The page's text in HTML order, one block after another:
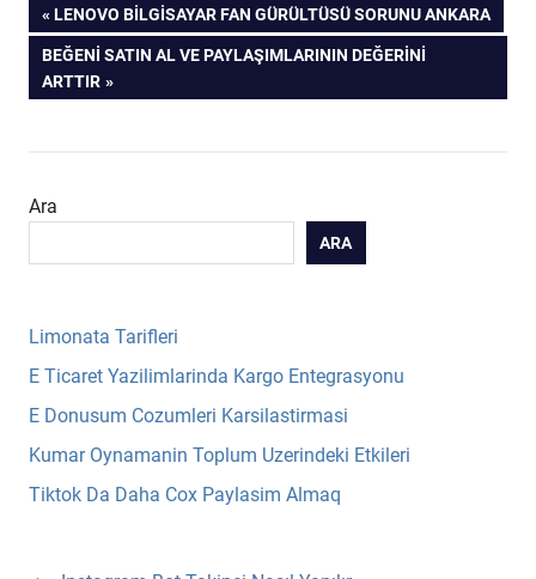
Yazı
gezinmesi
PREVIOUS
POST:
LENOVO BILGISAYAR FAN GÜRÜLTÜSÜ SORUNU ANKARA
NEXT
POST:
BEĞENI SATIN AL VE PAYLAŞIMLARININ DEĞERINI
ARTTIR
Ara
ARA
Limonata Tarifleri
E Ticaret Yazilimlarinda Kargo Entegrasyonu
E Donusum Cozumleri Karsilastirmasi
Kumar Oynamanin Toplum Uzerindeki Etkileri
Tiktok Da Daha Cox Paylasim Almaq